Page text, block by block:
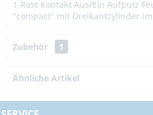
1-Rast Kontakt Aus/Ein Aufputz
"compact" mit Dreikantzylinder
Zubehör 1
Ähnliche Artikel